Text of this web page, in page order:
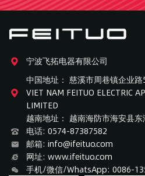
宁波飞拓电器有限公司
中国地址： 慈溪市周巷镇企业
VIET NAM FEITUO ELECTRIC
LIMITED
越南地址： 越南海防市海安县
电话: 0574-87387582
邮箱: info@ifeituo.com
网址: www.ifeituo.com
手机/微信/WhatsApp: 0086-